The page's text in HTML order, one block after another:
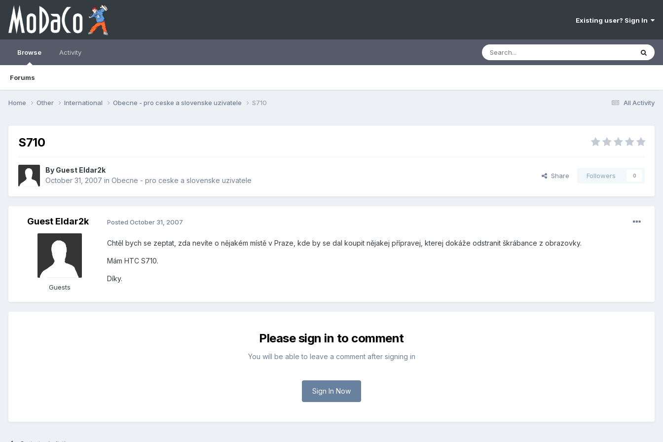
Existing user? Sign In
Browse
Forums
Activity
All Activity
Home Other International Obecne - pro ceske a slovenske uzivatele S710
S710
By Guest Eldar2k
October 31, 2007 in Obecne - pro ceske a slovenske uzivatele
Share Followers 0
Guest Eldar2k
Guests
Posted October 31, 2007
Chtěl bych se zeptat, zda nevíte o nějakém místě v Praze, kde by se dal koupit nějakej přípravej, kterej dokáže odstranit škrábance z obrazovky.
Mám HTC S710.
Díky.
Please sign in to comment
You will be able to leave a comment after signing in
Sign In Now